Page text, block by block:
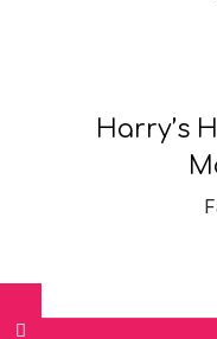
Harry’s